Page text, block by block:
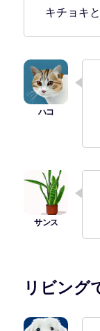
キチョキと
リビング